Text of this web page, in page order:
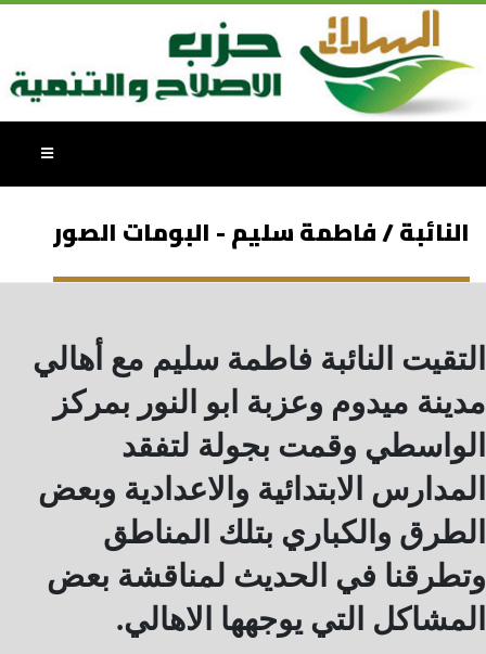
النائبة / فاطمة سليم - البومات الصور
التقيت النائبة فاطمة سليم مع أهالي
مدينة ميدوم وعزبة ابو النور بمركز
الواسطي وقمت بجولة لتفقد
المدارس الابتدائية والاعدادية وبعض
الطرق والكباري بتلك المناطق
وتطرقنا في الحديث لمناقشة بعض
المشاكل التي يوجهها الاهالي.